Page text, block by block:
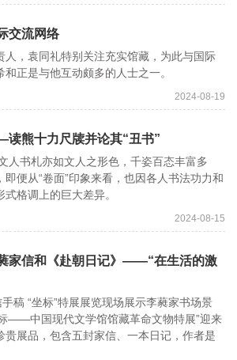
交流网络
，袁同礼特别关注充实馆藏，为此与国际
正是与他互动颇多的人士之一。
2024-08-19
熊十力尺牍并论其“丑书”
书札亦如文人之形色，千姿百态丰富多
便从“卷面”印象来看，也因各人书法功力和
格调上的巨大差异。
2024-08-15
家信和《赴朝日记》——“在生活的激
“坐标”特展展览现场展示李蕤家书场景
——中国现代文学馆馆藏革命文物特展”迎来
贵展品，包含五封家信、一本日记，作者是